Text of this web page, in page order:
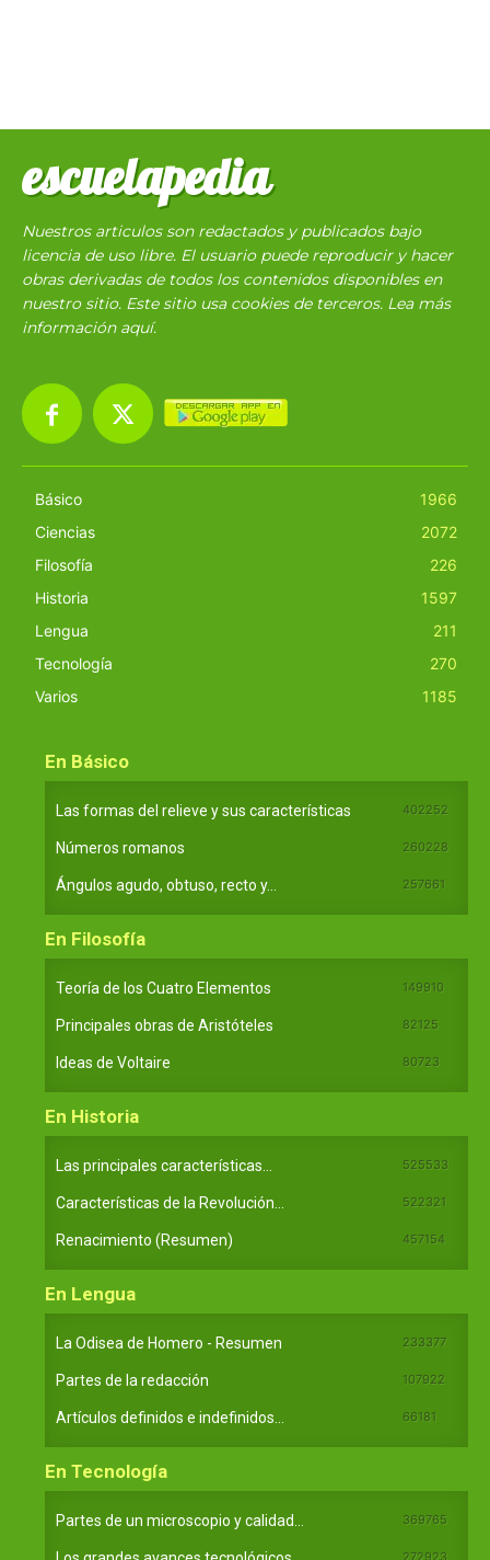
escuelapedia
Nuestros articulos son redactados y publicados bajo
licencia de uso libre. El usuario puede reproducir y hacer
obras derivadas de todos los contenidos disponibles en
nuestro sitio. Este sitio usa cookies de terceros. Lea más
información aquí.
Básico
1966
Ciencias
2072
Filosofía
226
Historia
1597
Lengua
211
Tecnología
270
Varios
1185
En Básico
Las formas del relieve y sus características 402252
Números romanos 260228
Ángulos agudo, obtuso, recto y... 257661
En Filosofía
Teoría de los Cuatro Elementos 149910
Principales obras de Aristóteles 82125
Ideas de Voltaire 80723
En Historia
Las principales características... 525533
Características de la Revolución... 522321
Renacimiento (Resumen) 457154
En Lengua
La Odisea de Homero - Resumen 233377
Partes de la redacción 107922
Artículos definidos e indefinidos... 66181
En Tecnología
Partes de un microscopio y calidad... 369765